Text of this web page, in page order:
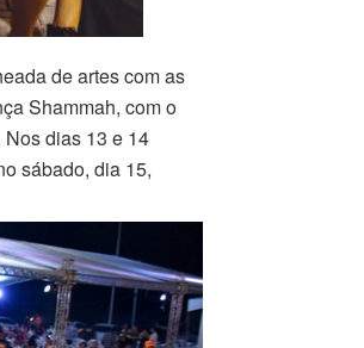
de artes com as
Shammah, com o
Nos dias 13 e 14
sábado, dia 15,